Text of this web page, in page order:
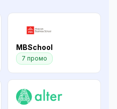
MBSchool
7 промо